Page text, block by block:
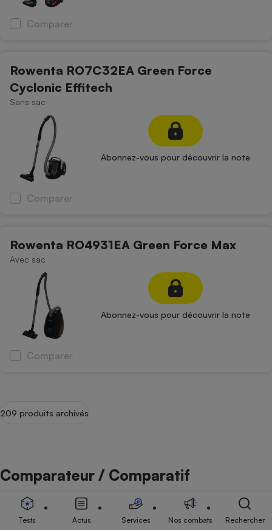
Comparer
Rowenta RO7C32EA Green Force
Cyclonic Effitech
Sans sac
Abonnez-vous pour découvrir la note
Comparer
Rowenta RO4931EA Green Force Max
Avec sac
Abonnez-vous pour découvrir la note
Comparer
209 produits archivés
Comparateur / Comparatif
Aspirateurs robots
Tests Actus Services Nos combats Rechercher